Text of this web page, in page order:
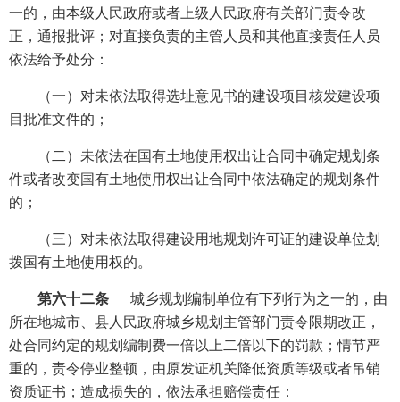
一的，由本级人民政府或者上级人民政府有关部门责令改
正，通报批评；对直接负责的主管人员和其他直接责任人员
依法给予处分：
（一）对未依法取得选址意见书的建设项目核发建设项
目批准文件的；
（二）未依法在国有土地使用权出让合同中确定规划条
件或者改变国有土地使用权出让合同中依法确定的规划条件
的；
（三）对未依法取得建设用地规划许可证的建设单位划
拨国有土地使用权的。
第六十二条
城乡规划编制单位有下列行为之一的，由
所在地城市、县人民政府城乡规划主管部门责令限期改正，
处合同约定的规划编制费一倍以上二倍以下的罚款；情节严
重的，责令停业整顿，由原发证机关降低资质等级或者吊销
资质证书；造成损失的，依法承担赔偿责任：